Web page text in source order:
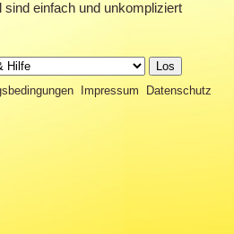
sind einfach und unkompliziert
Impressum Datenschutz